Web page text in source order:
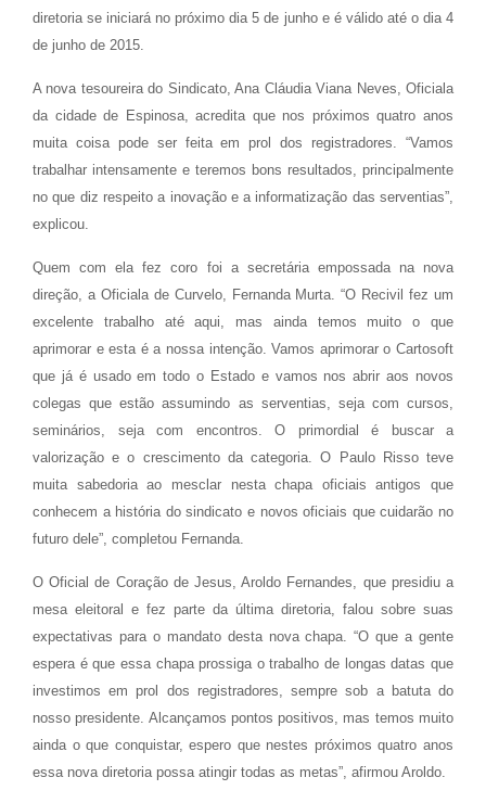
diretoria se iniciará no próximo dia 5 de junho e é válido até o dia 4
de junho de 2015.
A nova tesoureira do Sindicato, Ana Cláudia Viana Neves, Oficiala
da cidade de Espinosa, acredita que nos próximos quatro anos
muita coisa pode ser feita em prol dos registradores. “Vamos
trabalhar intensamente e teremos bons resultados, principalmente
no que diz respeito a inovação e a informatização das serventias”,
explicou.
Quem com ela fez coro foi a secretária empossada na nova
direção, a Oficiala de Curvelo, Fernanda Murta. “O Recivil fez um
excelente trabalho até aqui, mas ainda temos muito o que
aprimorar e esta é a nossa intenção. Vamos aprimorar o Cartosoft
que já é usado em todo o Estado e vamos nos abrir aos novos
colegas que estão assumindo as serventias, seja com cursos,
seminários, seja com encontros. O primordial é buscar a
valorização e o crescimento da categoria. O Paulo Risso teve
muita sabedoria ao mesclar nesta chapa oficiais antigos que
conhecem a história do sindicato e novos oficiais que cuidarão no
futuro dele”, completou Fernanda.
O Oficial de Coração de Jesus, Aroldo Fernandes, que presidiu a
mesa eleitoral e fez parte da última diretoria, falou sobre suas
expectativas para o mandato desta nova chapa. “O que a gente
espera é que essa chapa prossiga o trabalho de longas datas que
investimos em prol dos registradores, sempre sob a batuta do
nosso presidente. Alcançamos pontos positivos, mas temos muito
ainda o que conquistar, espero que nestes próximos quatro anos
essa nova diretoria possa atingir todas as metas”, afirmou Aroldo.